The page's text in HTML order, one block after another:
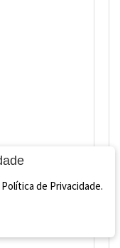
de Privacidade.